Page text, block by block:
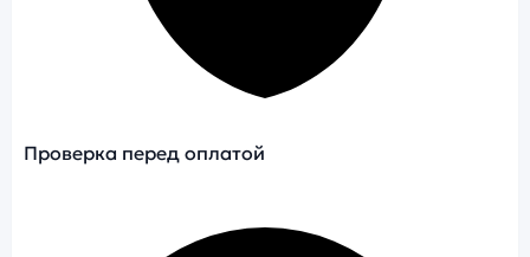
Проверка перед оплатой